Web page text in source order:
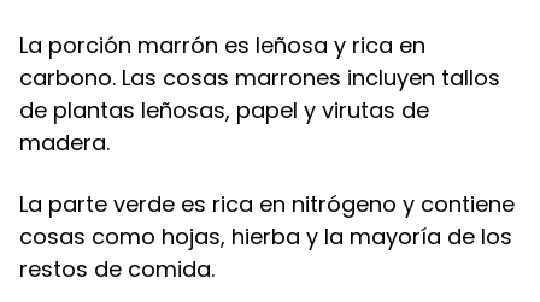
La porción marrón es leñosa y rica en
carbono. Las cosas marrones incluyen tallos
de plantas leñosas, papel y virutas de
madera.
La parte verde es rica en nitrógeno y contiene
cosas como hojas, hierba y la mayoría de los
restos de comida.